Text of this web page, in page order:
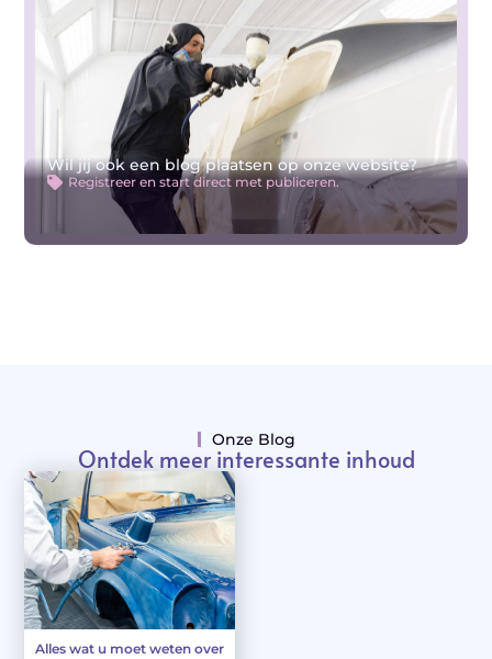
Wil jij ook een blog plaatsen op onze website?
Registreer en start direct met publiceren.
Onze Blog
Ontdek meer interessante inhoud
Alles wat u moet weten over